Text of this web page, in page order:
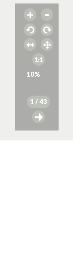
10%
1 / 43